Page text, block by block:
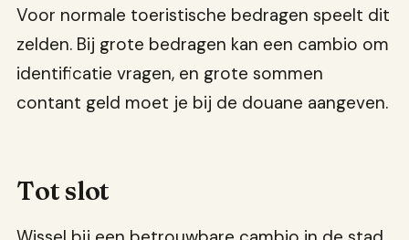
Voor normale toeristische bedragen speelt dit
zelden. Bij grote bedragen kan een cambio om
identificatie vragen, en grote sommen
contant geld moet je bij de douane aangeven.
Tot slot